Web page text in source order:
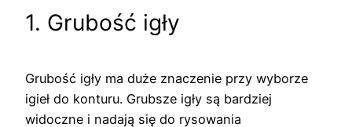
1. Grubość igły
Grubość igły ma duże znaczenie przy wyborze
igieł do konturu. Grubsze igły są bardziej
widoczne i nadają się do rysowania